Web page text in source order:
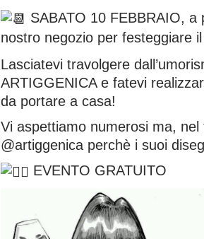
SABATO 10 FEBBRAIO, a
nostro negozio per festeggiare
Lasciatevi travolgere
ARTIGGENICA e fatevi
da portare a casa!
Viaspettiamo numerosi ma, nel
@artiggenica perchè i suoi
EVENTO GRATUITO